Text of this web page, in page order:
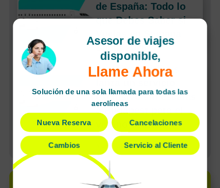
de España: Todo lo
que Debes Saber si
Vuelas en Semana
Santa 2026
American Airlines
exclusivo sin escalas
a Budapest para el
verano de 2026
Ver más
Asesor de viajes
disponible,
Llame Ahora
Solución de una sola llamada para todas las
aerolíneas
Nueva Reserva Cancelaciones
Cambios Servicio al Cliente